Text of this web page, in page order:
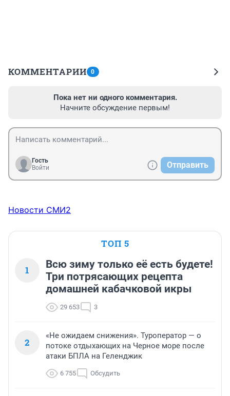
КОММЕНТАРИИ 0
Пока нет ни одного комментария.
Начните обсуждение первым!
Гость
Войти
Отправить
Новости СМИ2
ТОП 5
1
Всю зиму только её есть будете!
Три потрясающих рецепта
домашней кабачковой икры
29 653 3
2
«Не ожидаем снижения». Туроператор — о
потоке отдыхающих на Черное море после
атаки БПЛА на Геленджик
6 755 Обсудить